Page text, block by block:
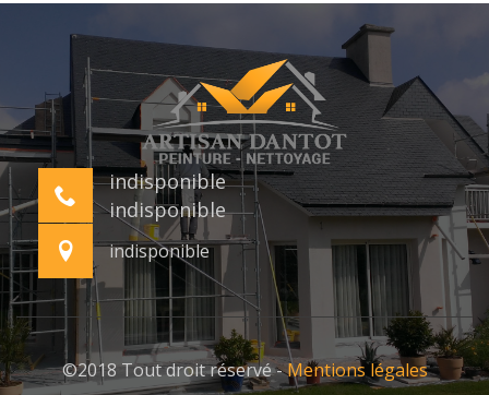
indisponible
indisponible
indisponible
©2018 Tout droit réservé -Mentions légales